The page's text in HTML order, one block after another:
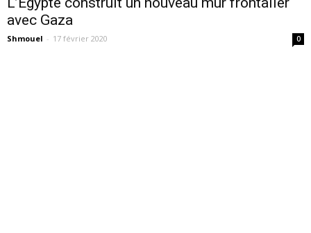
avec Gaza
Shmouel - 17 février 2020 0